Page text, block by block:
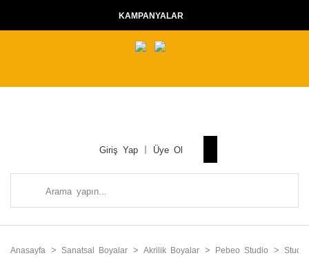
KAMPANYALAR
Giriş Yap Üye Ol
Anasayfa Sanatsal Boyalar Akrilik Boyalar Pebeo Studio